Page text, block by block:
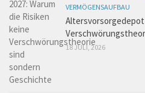
VERMÖGENSAUFBAU
Altersvorsorgedepot
18 JULI, 2026